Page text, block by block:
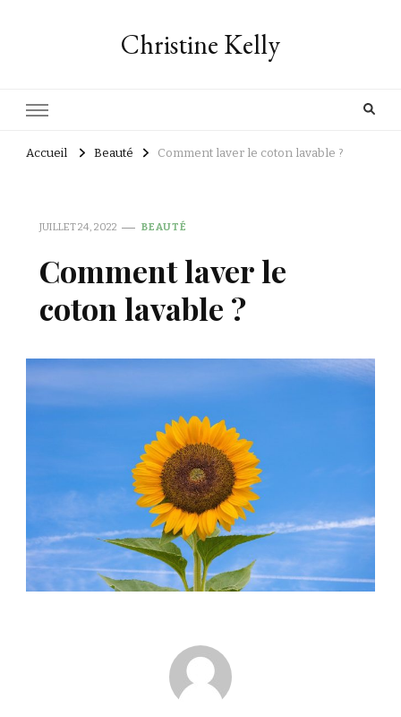
Christine Kelly
Accueil Beauté Comment laver le coton lavable ?
JUILLET 24, 2022 BEAUTÉ
Comment laver le
coton lavable ?